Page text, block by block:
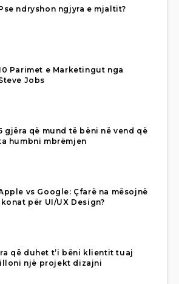
ndryshon ngjyra e mjaltit?
Parimet e Marketingut nga
Jobs
gjëra që mund të bëni në vend që
humbni mbrëmjen
vs Google: Çfarë na mësojnë
për UI/UX Design?
që duhet t’i bëni klientit tuaj
një projekt dizajni